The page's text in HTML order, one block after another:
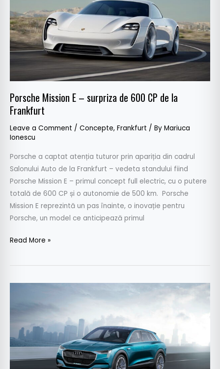
Porsche Mission E – surpriza de 600 CP de la
Frankfurt
Leave a Comment / Concepte, Frankfurt / By Mariuca
Ionescu
Porsche a captat atenția tuturor prin apariția din cadrul
Salonului Auto de la Frankfurt – vedeta standului fiind
Porsche Mission E – primul concept full electric, cu o putere
totală de 600 CP și o autonomie de 500 km. Porsche
Mission E reprezintă un pas înainte, o inovație pentru
Porsche, un model ce anticipează primul
de
600
CP
de
Read More »
quattro
concept:
full
electric